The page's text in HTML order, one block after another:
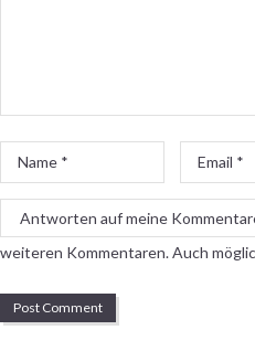
Name
*
Email
*
weiteren Kommentaren. Auch